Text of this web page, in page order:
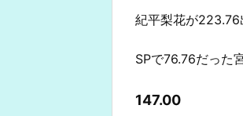
紀平梨花が223.76
SPで76.76だった
147.00